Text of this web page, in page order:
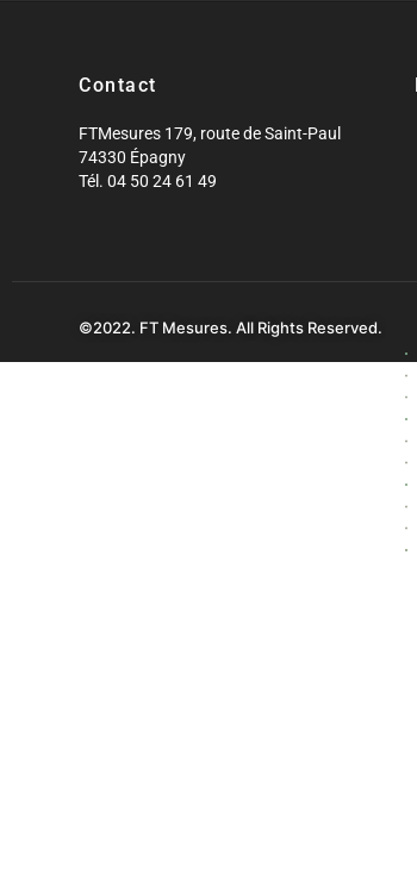
Contact
FTMesures 179, route de Saint-Paul
74330 Épagny
Tél. 04 50 24 61 49
©2022. FT Mesures. All Rights Reserved.